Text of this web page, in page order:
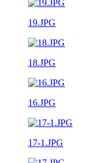
19.JPG
18.JPG
16.JPG
17-1.JPG